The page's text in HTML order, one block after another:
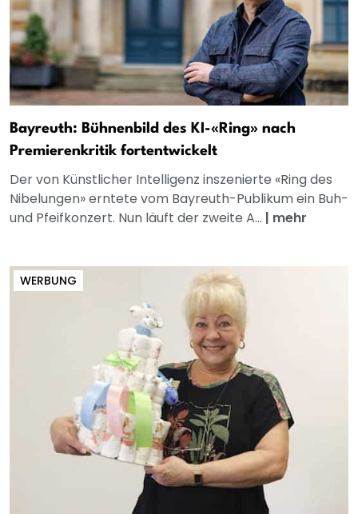
Bayreuth: Bühnenbild des KI-«Ring» nach
Premierenkritik fortentwickelt
Der von Künstlicher Intelligenz inszenierte «Ring des
Nibelungen» erntete vom Bayreuth-Publikum ein Buh-
und Pfeifkonzert. Nun läuft der zweite A... | mehr
WERBUNG